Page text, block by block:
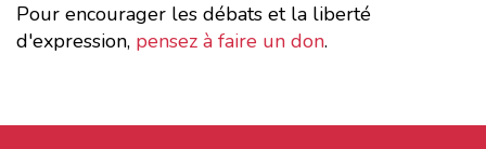
Pour encourager les débats et la liberté
d'expression, pensez à faire un don.